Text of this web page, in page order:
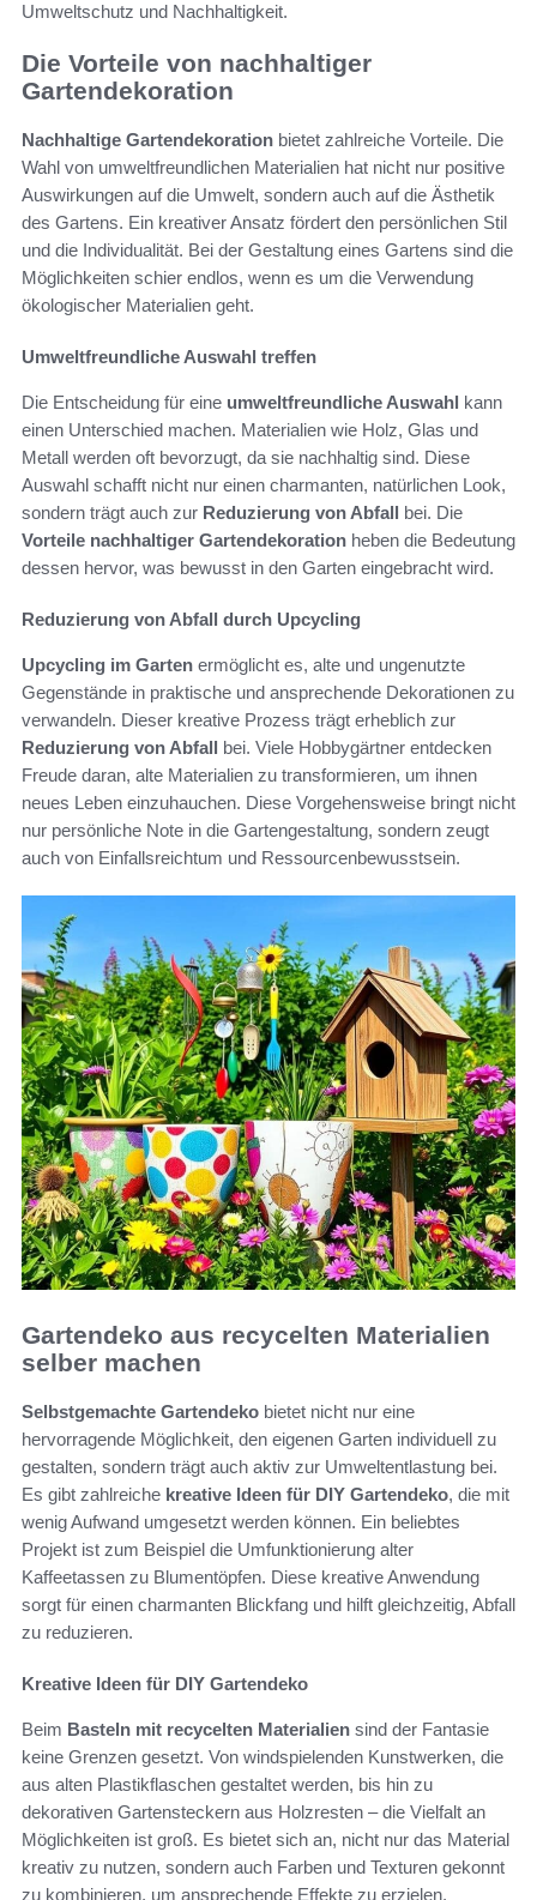
Umweltschutz und Nachhaltigkeit.
Die Vorteile von nachhaltiger
Gartendekoration
Nachhaltige Gartendekoration bietet zahlreiche Vorteile. Die
Wahl von umweltfreundlichen Materialien hat nicht nur positive
Auswirkungen auf die Umwelt, sondern auch auf die Ästhetik
des Gartens. Ein kreativer Ansatz fördert den persönlichen Stil
und die Individualität. Bei der Gestaltung eines Gartens sind die
Möglichkeiten schier endlos, wenn es um die Verwendung
ökologischer Materialien geht.
Umweltfreundliche Auswahl treffen
Die Entscheidung für eine umweltfreundliche Auswahl kann
einen Unterschied machen. Materialien wie Holz, Glas und
Metall werden oft bevorzugt, da sie nachhaltig sind. Diese
Auswahl schafft nicht nur einen charmanten, natürlichen Look,
sondern trägt auch zur Reduzierung von Abfall bei. Die
Vorteile nachhaltiger Gartendekoration heben die Bedeutung
dessen hervor, was bewusst in den Garten eingebracht wird.
Reduzierung von Abfall durch Upcycling
Upcycling im Garten ermöglicht es, alte und ungenutzte
Gegenstände in praktische und ansprechende Dekorationen zu
verwandeln. Dieser kreative Prozess trägt erheblich zur
Reduzierung von Abfall bei. Viele Hobbygärtner entdecken
Freude daran, alte Materialien zu transformieren, um ihnen
neues Leben einzuhauchen. Diese Vorgehensweise bringt nicht
nur persönliche Note in die Gartengestaltung, sondern zeugt
auch von Einfallsreichtum und Ressourcenbewusstsein.
Gartendeko aus recycelten Materialien
selber machen
Selbstgemachte Gartendeko bietet nicht nur eine
hervorragende Möglichkeit, den eigenen Garten individuell zu
gestalten, sondern trägt auch aktiv zur Umweltentlastung bei.
Es gibt zahlreiche kreative Ideen für DIY Gartendeko, die mit
wenig Aufwand umgesetzt werden können. Ein beliebtes
Projekt ist zum Beispiel die Umfunktionierung alter
Kaffeetassen zu Blumentöpfen. Diese kreative Anwendung
sorgt für einen charmanten Blickfang und hilft gleichzeitig, Abfall
zu reduzieren.
Kreative Ideen für DIY Gartendeko
Beim Basteln mit recycelten Materialien sind der Fantasie
keine Grenzen gesetzt. Von windspielenden Kunstwerken, die
aus alten Plastikflaschen gestaltet werden, bis hin zu
dekorativen Gartensteckern aus Holzresten – die Vielfalt an
Möglichkeiten ist groß. Es bietet sich an, nicht nur das Material
kreativ zu nutzen, sondern auch Farben und Texturen gekonnt
zu kombinieren, um ansprechende Effekte zu erzielen.